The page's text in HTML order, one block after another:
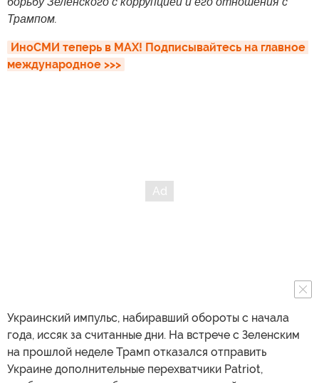
Трампом.
ИноСМИ теперь в MAX! Подписывайтесь на главное
международное >>>
Украинский импульс, набиравший обороты с начала
года, иссяк за считанные дни. На встрече с Зеленским
на прошлой неделе Трамп отказался отправить
Украине дополнительные перехватчики Patriot,